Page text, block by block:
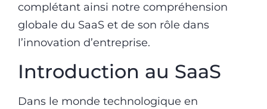
complétant ainsi notre compréhension
globale du SaaS et de son rôle dans
l’innovation d’entreprise.
Introduction au SaaS
Dans le monde technologique en